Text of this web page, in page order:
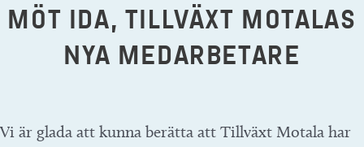
MÖT IDA, TILLVÄXT MOTALAS
NYA MEDARBETARE
Vi är glada att kunna berätta att Tillväxt Motala har